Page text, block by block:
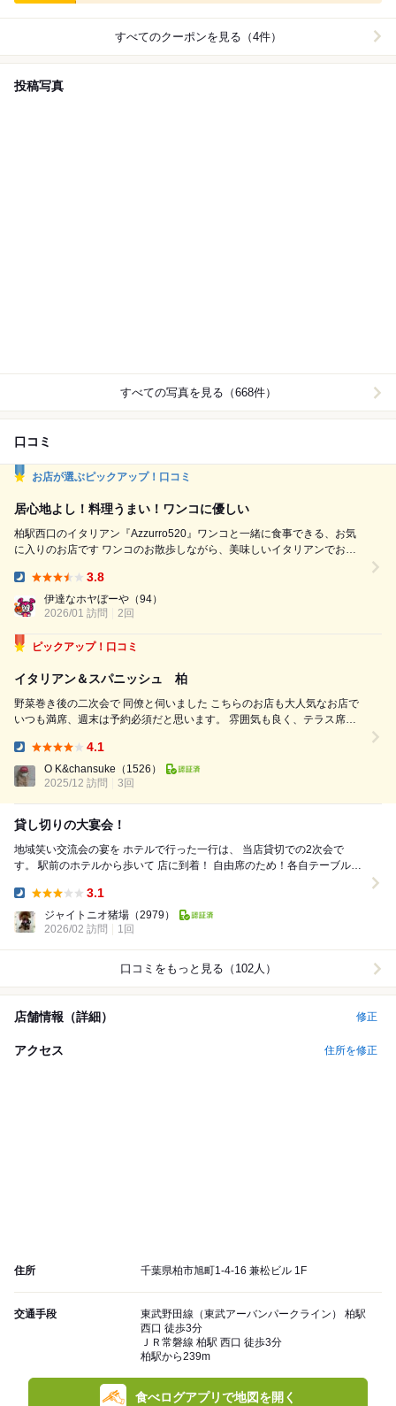
すべてのクーポンを見る（4件）
投稿写真
すべての写真を見る（668件）
口コミ
お店が選ぶピックアップ！口コミ
居心地よし！料理うまい！ワンコに優しい
柏駅西口のイタリアン『Azzurro520』ワンコと一緒に食事できる、お気
に入りのお店です ワンコのお散歩しながら、美味しいイタリアンでお酒
にしました まずは、ビールで乾杯 ・ポテトフライ（お通し） ビ
ールに合う〜（≧∇≦） ・生牡蠣4ピース ここの牡蠣旨いんよ ・
エビとマシュルー...
3.8
伊達なホヤぼーや （94）
2026/01 訪問
2回
ピックアップ！口コミ
イタリアン＆スパニッシュ 柏
野菜巻き後の二次会で 同僚と伺いました こちらのお店も大人気なお店で
いつも満席、週末は予約必須だと思います。 雰囲気も良く、テラス席は
4.1
O K&chansuke （1526）
2025/12 訪問
3回
貸し切りの大宴会！
地域笑い交流会の宴を ホテルで行った一行は、 当店貸切での2次会で
す。 駅前のホテルから歩いて 店に到着！ 自由席のため！各自テーブルに
3.1
ジャイトニオ猪場 （2979）
2026/02 訪問
1回
口コミをもっと見る（102人）
店舗情報（詳細） 修正
アクセス 住所を修正
住所 千葉県柏市旭町1-4-16 兼松ビル 1F
交通手段
東武野田線（東武アーバンパークライン） 柏駅
西口 徒歩3分
ＪＲ常磐線 柏駅 西口 徒歩3分
柏駅から239m
食べログアプリで地図を開く